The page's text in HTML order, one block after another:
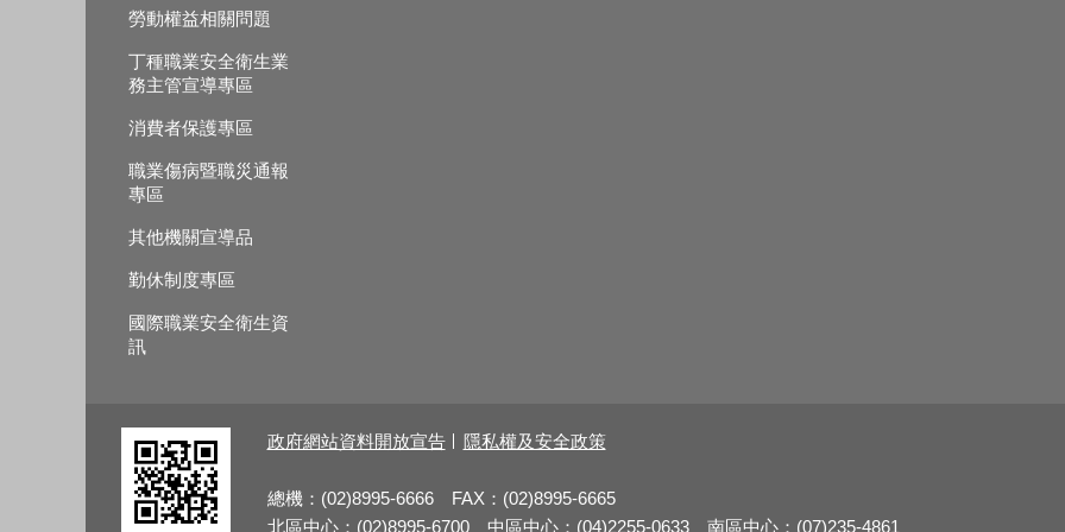
勞動權益相關問題
丁種職業安全衛生業
務主管宣導專區
消費者保護專區
職業傷病暨職災通報
專區
其他機關宣導品
勤休制度專區
國際職業安全衛生資
訊
政府網站資料開放宣告 隱私權及安全政策
總機：(02)8995-6666 FAX：(02)8995-6665
北區中心：(02)8995-6700 中區中心：(04)2255-0633 南區中心：(07)235-4861